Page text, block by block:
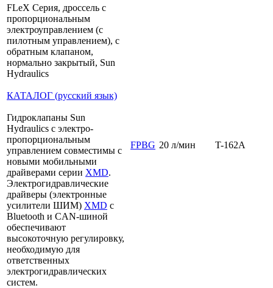
FLeX Серия, дроссель с
пропорциональным
электроуправлением (с
пилотным управлением), с
обратным клапаном,
нормально закрытый, Sun
Hydraulics
КАТАЛОГ (русский язык)
Гидроклапаны Sun
Hydraulics с электро-
пропорциональным
управлением совместимы с
новыми мобильными
драйверами серии XMD.
Электрогидравлические
драйверы (электронные
усилители ШИМ) XMD с
Bluetooth и CAN-шиной
обеспечивают
высокоточную регулировку,
необходимую для
ответственных
электрогидравлических
систем.
FPBG 20 л/мин T-162A